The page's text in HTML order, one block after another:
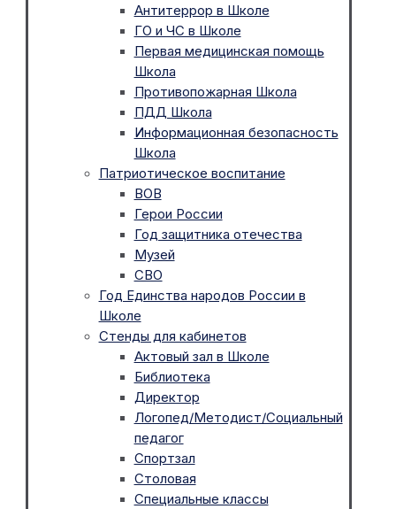
Антитеррор в Школе
ГО и ЧС в Школе
Первая медицинская помощь
Школа
Противопожарная Школа
ПДД Школа
Информационная безопасность
Школа
Патриотическое воспитание
ВОВ
Герои России
Год защитника отечества
Музей
СВО
Год Единства народов России в
Школе
Стенды для кабинетов
Актовый зал в Школе
Библиотека
Директор
Логопед/Методист/Социальный
педагог
Спортзал
Столовая
Специальные классы